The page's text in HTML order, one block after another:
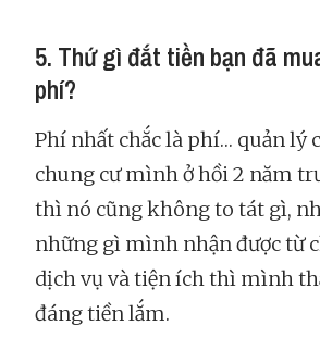
5. Thứ gì đắt tiền bạn đã
phí?
Phí nhất chắc là phí… quản lý
chung cư mình ở hồi 2 năm
thì nó cũng không to tát gì,
những gì mình nhận được từ
dịch vụ và tiện ích thì mình
đáng tiền lắm.